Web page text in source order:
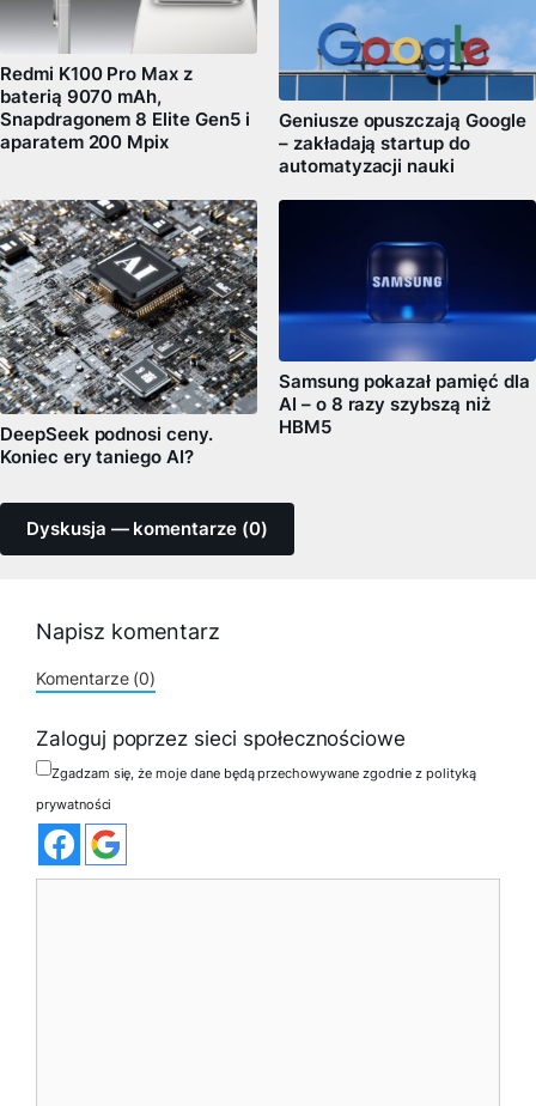
Redmi K100 Pro Max z
baterią 9070 mAh,
Snapdragonem 8 Elite Gen5 i
aparatem 200 Mpix
Geniusze opuszczają Google
– zakładają startup do
automatyzacji nauki
DeepSeek podnosi ceny.
Koniec ery taniego AI?
Samsung pokazał pamięć dla
AI – o 8 razy szybszą niż
HBM5
Dyskusja — komentarze (0)
Napisz komentarz
Komentarze (0)
Zaloguj poprzez sieci społecznościowe
Zgadzam się, że moje dane będą przechowywane zgodnie z polityką
prywatności